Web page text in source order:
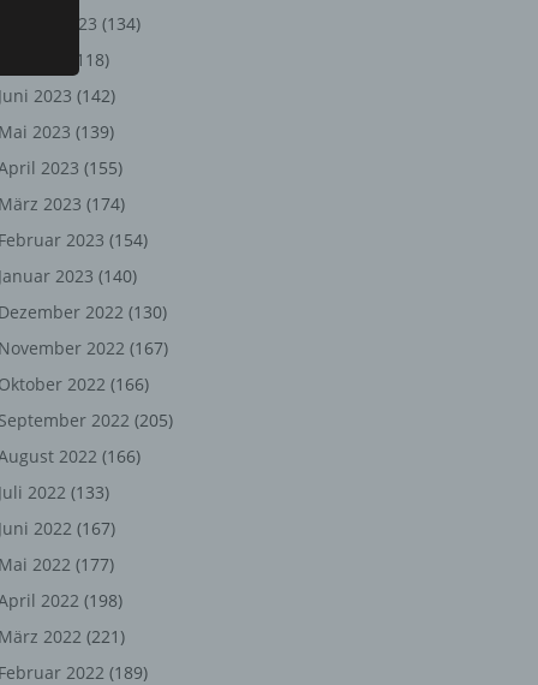
August 2023 (134)
(118)
Juni 2023 (142)
Mai 2023 (139)
2023 (155)
März 2023 (174)
Februar 2023 (154)
Januar 2023 (140)
Dezember 2022 (130)
November 2022 (167)
Oktober 2022 (166)
September 2022 (205)
2022 (166)
Juli 2022 (133)
Juni 2022 (167)
Mai 2022 (177)
2022 (198)
März 2022 (221)
Februar 2022 (189)
oder